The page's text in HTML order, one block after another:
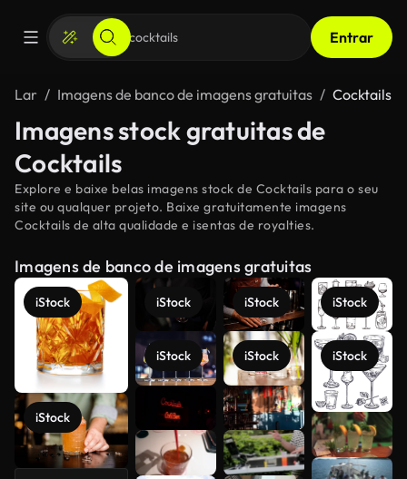
Entrar
Lar Imagens de banco de imagens gratuitas Cocktails
Imagens stock gratuitas de
Cocktails
Explore e baixe belas imagens stock de Cocktails para o seu
site ou qualquer projeto. Baixe gratuitamente imagens
Cocktails de alta qualidade e isentas de royalties.
Imagens de banco de imagens gratuitas
iStock
iStock
iStock
iStock
iStock
iStock
iStock
iStock
Veja mais